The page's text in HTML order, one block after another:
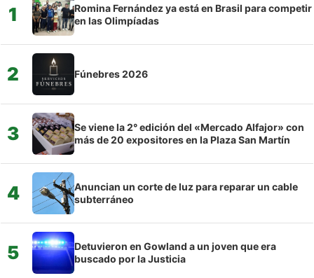
1
Romina Fernández ya está en Brasil para competir
en las Olimpíadas
2 Fúnebres 2026
3
Se viene la 2° edición del «Mercado Alfajor» con
más de 20 expositores en la Plaza San Martín
4
Anuncian un corte de luz para reparar un cable
subterráneo
5
Detuvieron en Gowland a un joven que era
buscado por la Justicia